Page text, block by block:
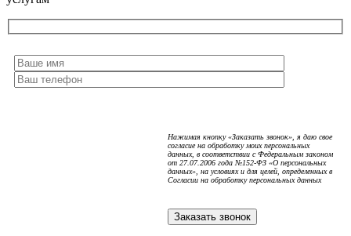
Нажимая кнопку «Заказать звонок», я даю свое
согласие на обработку моих персональных
данных, в соответствии с Федеральным законом
от 27.07.2006 года №152-ФЗ «О персональных
данных», на условиях и для целей, определенных в
Согласии на обработку персональных данных